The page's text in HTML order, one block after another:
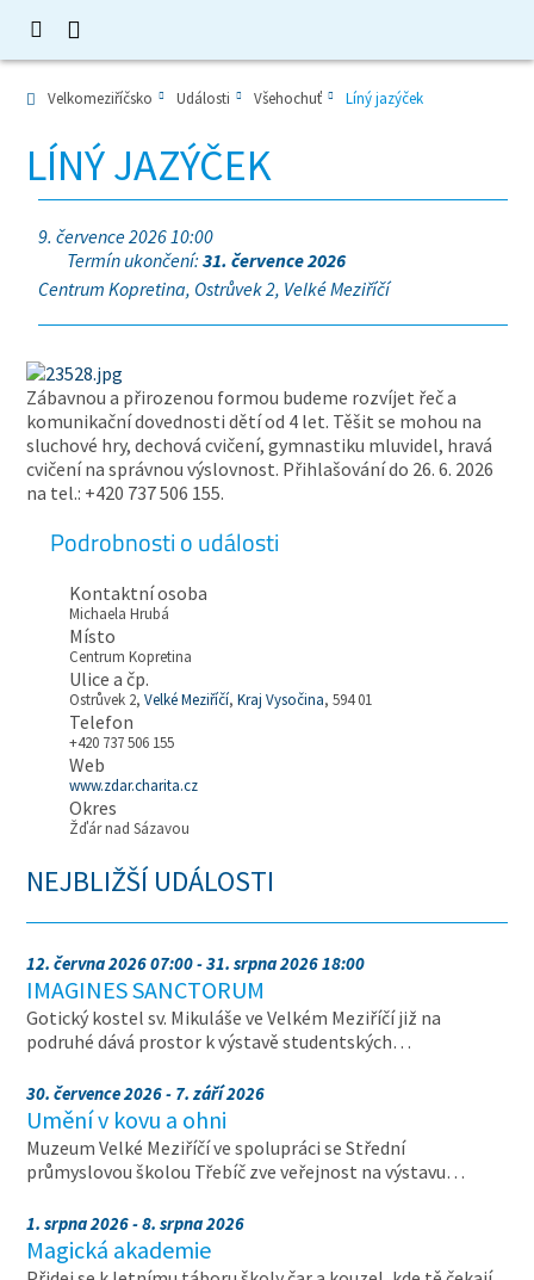
Velkomeziříčsko Události Všehochuť Líný jazýček
LÍNÝ JAZÝČEK
9. července 2026 10:00
Termín ukončení:31. července 2026
Centrum Kopretina, Ostrůvek 2, Velké Meziříčí
Zábavnou a přirozenou formou budeme rozvíjet řeč a
komunikační dovednosti dětí od 4 let. Těšit se mohou na
sluchové hry, dechová cvičení, gymnastiku mluvidel, hravá
cvičení na správnou výslovnost. Přihlašování do 26. 6. 2026
na tel.: +420 737 506 155.
Podrobnosti o události
Kontaktní osoba
Michaela Hrubá
Místo
Centrum Kopretina
Ulice a čp.
Ostrůvek 2,Velké Meziříčí,Kraj Vysočina, 594 01
Telefon
+420 737 506 155
Web
www.zdar.charita.cz
Okres
Žďár nad Sázavou
NEJBLIŽŠÍ UDÁLOSTI
12. června 2026 07:00 - 31. srpna 2026 18:00
IMAGINES SANCTORUM
Gotický kostel sv. Mikuláše ve Velkém Meziříčí již na
podruhé dává prostor k výstavě studentských…
30. července 2026 - 7. září 2026
Umění v kovu a ohni
Muzeum Velké Meziříčí ve spolupráci se Střední
průmyslovou školou Třebíč zve veřejnost na výstavu…
1. srpna 2026 - 8. srpna 2026
Magická akademie